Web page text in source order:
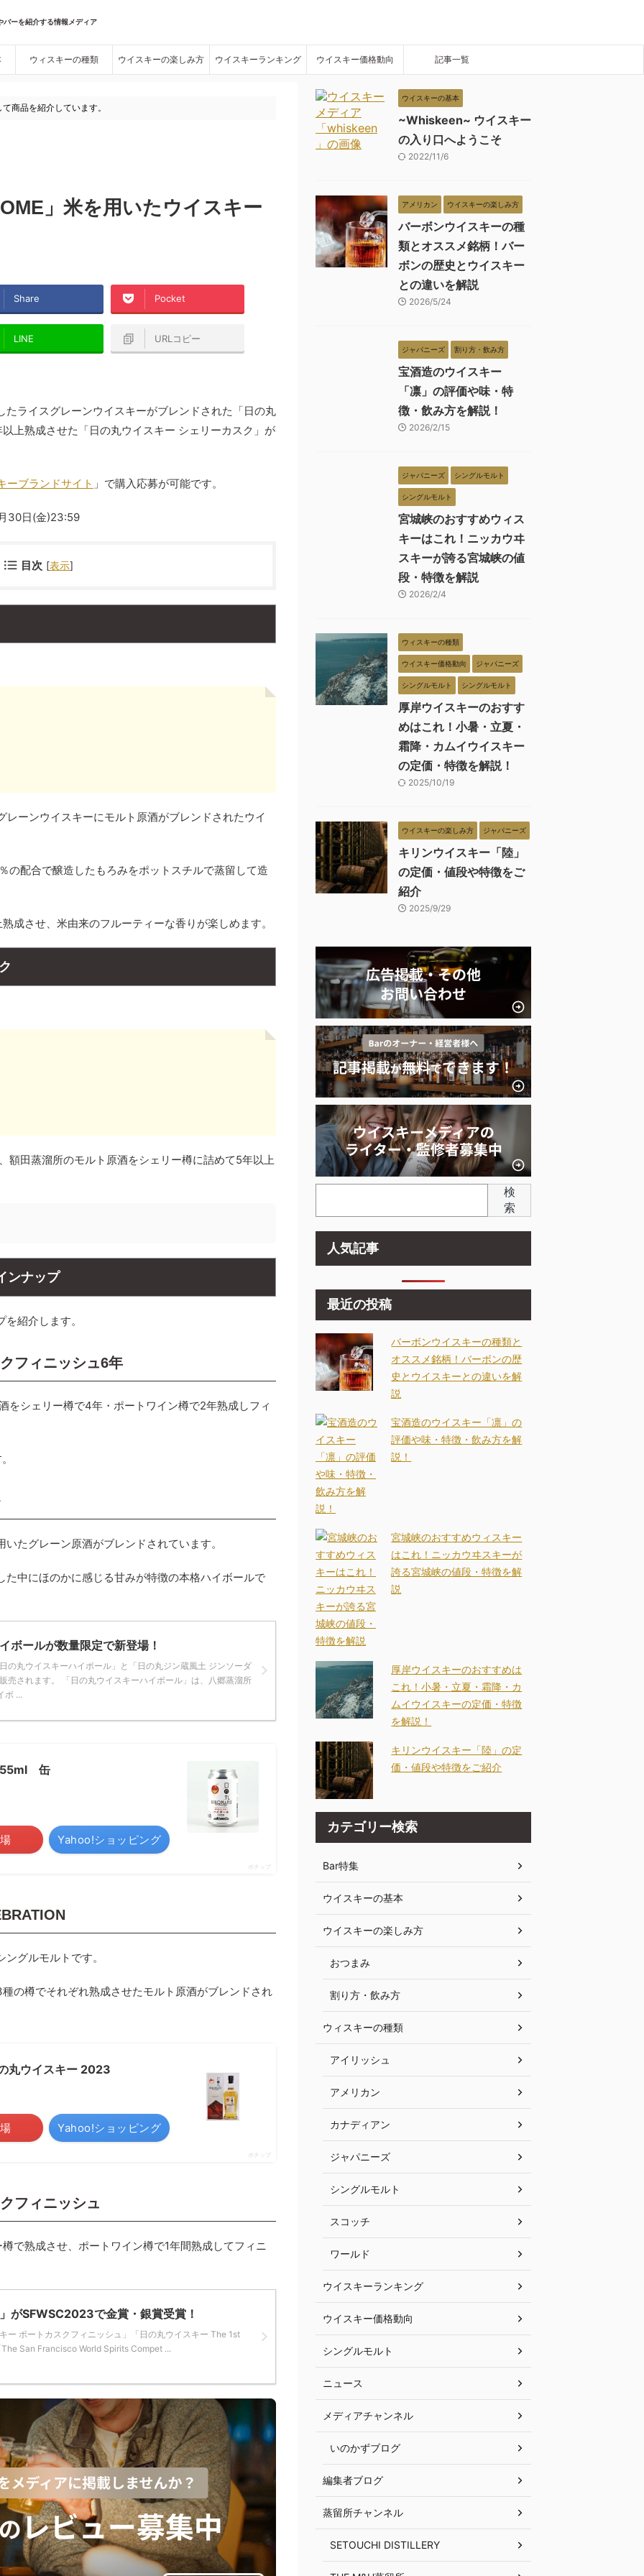
バーを紹介する情報メディア
ウィスキーの種類 ウイスキーの楽しみ方 ウイスキーランキング ウイスキー価格動向 記事一覧
商品を紹介しています。
」米を用いたウイスキー
Share Pocket
LINE URLコピー
たライスグレーンウイスキーがブレンドされた「日の丸
上熟成させた「日の丸ウイスキー シェリーカスク」が
ーブランドサイト 」で購入応募が可能です。
30日(金)23:59
目次 [表示]
レーンウイスキーにモルト原酒がブレンドされたウイ
の配合で醸造したもろみをポットスチルで蒸留して造
成させ、米由来のフルーティーな香りが楽しめます。
額田蒸溜所のモルト原酒をシェリー樽に詰めて5年以上
ンナップ
紹介します。
フィニッシュ6年
をシェリー樽で4年・ポートワイン樽で2年熟成しフィ
たグレーン原酒がブレンドされています。
中にほのかに感じる甘みが特徴の本格ハイボールで
ボールが数量限定で新登場！
の丸ウイスキーハイボール」と「日の丸ジン蔵風土 ジンソーダ
売されます。 「日の丸ウイスキーハイボール」は、八郷蒸溜所
ボ ...
缶
Yahoo!ショッピング
ポチップ
グルモルトです。
の樽でそれぞれ熟成させたモルト原酒がブレンドされ
丸ウイスキー 2023
Yahoo!ショッピング
ポチップ
フィニッシュ
で熟成させ、ポートワイン樽で1年間熟成してフィニ
がSFWSC2023で金賞・銀賞受賞！
ー ポートカスクフィニッシュ」「日の丸ウイスキー The 1st
San Francisco World Spirits Compet ...
ウイスキーの基本
~Whiskeen~ ウイスキー
の入り口へようこそ
2022/11/6
アメリカン ウイスキーの楽しみ方
バーボンウイスキーの種
類とオススメ銘柄！バー
ボンの歴史とウイスキー
との違いを解説
2026/5/24
ジャパニーズ 割り方・飲み方
宝酒造のウイスキー
「凛」の評価や味・特
徴・飲み方を解説！
2026/2/15
ジャパニーズ シングルモルト
シングルモルト
宮城峡のおすすめウィス
キーはこれ！ニッカウヰ
スキーが誇る宮城峡の値
段・特徴を解説
2026/2/4
ウィスキーの種類
ウイスキー価格動向 ジャパニーズ
シングルモルト シングルモルト
厚岸ウイスキーのおすす
めはこれ！小暑・立夏・
霜降・カムイウイスキー
の定価・特徴を解説！
2025/10/19
ウイスキーの楽しみ方 ジャパニーズ
キリンウイスキー「陸」
の定価・値段や特徴をご
紹介
2025/9/29
検
索
人気記事
最近の投稿
バーボンウイスキーの種類と
オススメ銘柄！バーボンの歴
史とウイスキーとの違いを解
説
宝酒造のウイスキー「凛」の
評価や味・特徴・飲み方を解
説！
宮城峡のおすすめウィスキー
はこれ！ニッカウヰスキーが
誇る宮城峡の値段・特徴を解
説
厚岸ウイスキーのおすすめは
これ！小暑・立夏・霜降・カ
ムイウイスキーの定価・特徴
を解説！
キリンウイスキー「陸」の定
価・値段や特徴をご紹介
カテゴリー検索
Bar特集
ウイスキーの基本
ウイスキーの楽しみ方
おつまみ
割り方・飲み方
ウィスキーの種類
アイリッシュ
アメリカン
カナディアン
ジャパニーズ
シングルモルト
スコッチ
ワールド
ウイスキーランキング
ウイスキー価格動向
シングルモルト
ニュース
メディアチャンネル
いのかずブログ
編集者ブログ
蒸留所チャンネル
SETOUCHI DISTILLERY